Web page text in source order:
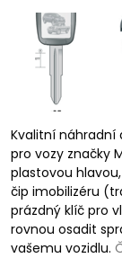
Kvalitní náhradní
pro vozy značky
plastovou
čip imobilizéru
prázdný klíč pro
rovnou osadit
vašemu vozidlu.